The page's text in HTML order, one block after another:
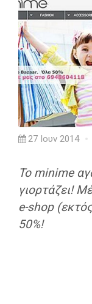
27 Ιουν 2014
Το minime
γιορτάζει!
e-shop
50%!